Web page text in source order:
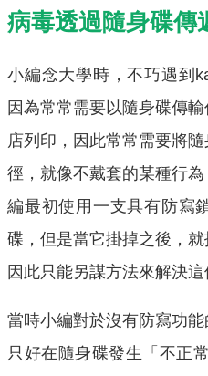
病毒透過隨身碟傳
小編念大學時，不巧遇到
因為常常需要以隨身碟傳
店列印，因此常常需要將
徑，就像不戴套的某種行
編最初使用一支具有防寫
碟，但是當它掛掉之後，
因此只能另謀方法來解決這
當時小編對於沒有防寫功
只好在隨身碟發生「不正